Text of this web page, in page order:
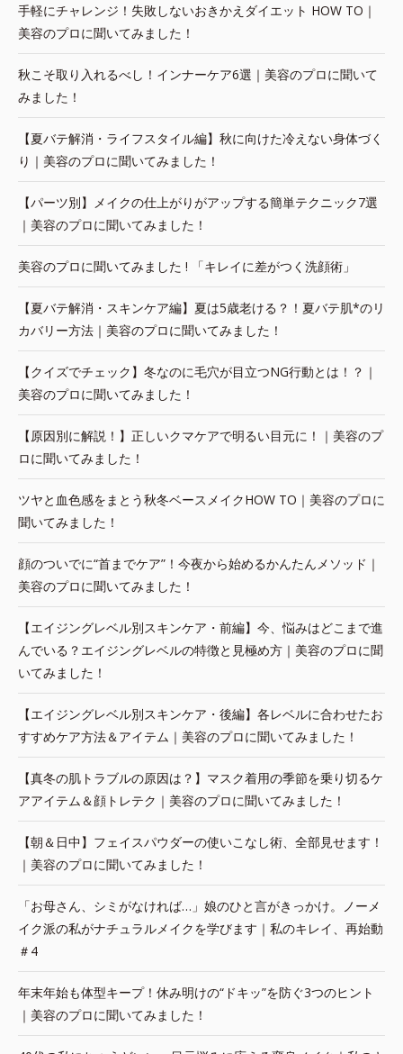
手軽にチャレンジ！失敗しないおきかえダイエット HOW TO｜
美容のプロに聞いてみました！
秋こそ取り入れるべし！インナーケア6選｜美容のプロに聞いて
みました！
【夏バテ解消・ライフスタイル編】秋に向けた冷えない身体づく
り｜美容のプロに聞いてみました！
【パーツ別】メイクの仕上がりがアップする簡単テクニック7選
｜美容のプロに聞いてみました！
美容のプロに聞いてみました ! 「キレイに差がつく洗顔術」
【夏バテ解消・スキンケア編】夏は5歳老ける？！夏バテ肌*のリ
カバリー方法｜美容のプロに聞いてみました！
【クイズでチェック】冬なのに毛穴が目立つNG行動とは！？｜
美容のプロに聞いてみました！
【原因別に解説！】正しいクマケアで明るい目元に！｜美容のプ
ロに聞いてみました！
ツヤと血色感をまとう秋冬ベースメイクHOW TO｜美容のプロに
聞いてみました！
顔のついでに“首までケア”！今夜から始めるかんたんメソッド｜
美容のプロに聞いてみました！
【エイジングレベル別スキンケア・前編】今、悩みはどこまで進
んでいる？エイジングレベルの特徴と見極め方｜美容のプロに聞
いてみました！
【エイジングレベル別スキンケア・後編】各レベルに合わせたお
すすめケア方法＆アイテム｜美容のプロに聞いてみました！
【真冬の肌トラブルの原因は？】マスク着用の季節を乗り切るケ
アアイテム＆顔トレテク｜美容のプロに聞いてみました！
【朝＆日中】フェイスパウダーの使いこなし術、全部見せます！
｜美容のプロに聞いてみました！
「お母さん、シミがなければ…」娘のひと言がきっかけ。ノーメ
イク派の私がナチュラルメイクを学びます｜私のキレイ、再始動
＃4
年末年始も体型キープ！休み明けの“ドキッ”を防ぐ3つのヒント
｜美容のプロに聞いてみました！